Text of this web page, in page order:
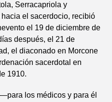
Serracapriola y
el sacerdocio, recibió
el 19 de diciembre de
después, el 21 de
el diaconado en Morcone
sacerdotal en
1910.
los médicos y para él